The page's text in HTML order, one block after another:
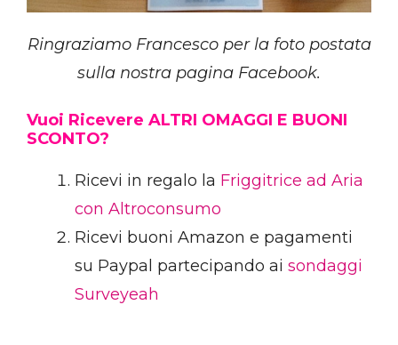
Ringraziamo Francesco per la foto postata
sulla nostra pagina Facebook.
Vuoi Ricevere ALTRI OMAGGI E BUONI
SCONTO?
Ricevi in regalo la Friggitrice ad Aria
con Altroconsumo
Ricevi buoni Amazon e pagamenti
su Paypal partecipando ai sondaggi
Surveyeah